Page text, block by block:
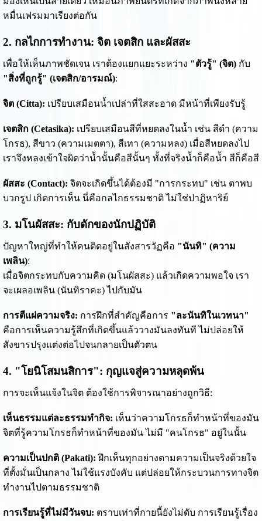
หมื่นเฟรมมาเรียงต่อกัน
2. กลไกการทำงาน: จิต เจตสิก และผัสสะ
เพื่อให้เห็นภาพชัดเจน เราต้องแยกแยะระหว่าง "ตัวรู้" (จิต)กับ
"สิ่งที่ถูกรู้" (เจตสิก/อารมณ์):
จิต (Citta): เปรียบเสมือนน้ำเปล่าที่ใสสะอาด มีหน้าที่เพียงรับรู้
เจตสิก (Cetasika): เปรียบเสมือนสีที่หยดลงในน้ำ เช่น สีดำ (ความ
โกรธ), สีขาว (ความเมตตา), สีเทา (ความหลง) เมื่อสีหยดลงไป
เราจึงหลงเข้าใจผิดว่าน้ำนั้นคือสีนั้นๆ ทั้งที่จริงน้ำก็คือน้ำ สีก็คือสี
ผัสสะ (Contact): จิตจะเกิดขึ้นได้ต้องมี "การกระทบ" เช่น ตาพบ
บวกรูป เกิดการเห็น นี่คือกลไกธรรมชาติ ไม่ใช่ปาฏิหาริย์
3. มโนผัสสะ: กับดักของนักปฏิบัติ
ปัญหาใหญ่ที่ทำให้คนติดอยู่ในสังสารวัฏคือ "นันทิ" (ความ
เพลิน):
เมื่อจิตกระทบกับความคิด (มโนผัสสะ) แล้วเกิดความพอใจ เรา
จะเผลอเพลิน (นันทิราคะ) ไปกับมัน
การตีแผ่ความจริง: การฝึกที่สำคัญคือการ "ละนันทิในเวทนา"
คือการเห็นความรู้สึกที่เกิดขึ้นแล้ววางมันลงทันที ไม่ปล่อยให้
สังขารปรุงแต่งต่อไปจนกลายเป็นตัวตน
4. "โยนิโสมนสิการ": กุญแจสู่ความหลุดพ้น
การจะเห็นแจ้งในจิต ต้องใช้การพิจารณาอย่างถูกวิธี:
เห็นธรรมแต่ละธรรมทำกิจ: เห็นว่าความโกรธก็ทำหน้าที่ของมัน
จิตที่รู้ความโกรธก็ทำหน้าที่ของมัน ไม่มี "คนโกรธ" อยู่ในนั้น
ความเป็นปกติ (Pakati): ฝึกเห็นทุกอย่างตามความเป็นจริงด้วยใจ
ที่ตั้งมั่นเป็นกลาง ไม่ใช้แรงบังคับ แต่ปล่อยให้กระบวนการทางจิต
ทำงานไปตามธรรมชาติ
การเรียนรู้ที่ไม่มีวันจบ: ตราบเท่าที่กายนี้ยังไม่ดับ การเรียนรู้เรื่อง